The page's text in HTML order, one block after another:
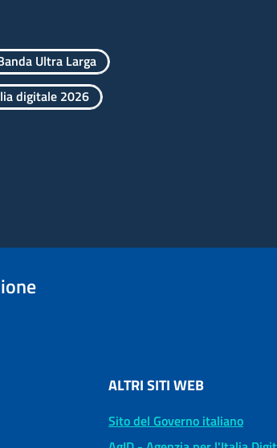
Ultra Larga
digitale 2026
ALTRI SITI WEB
Sito del Governo italiano